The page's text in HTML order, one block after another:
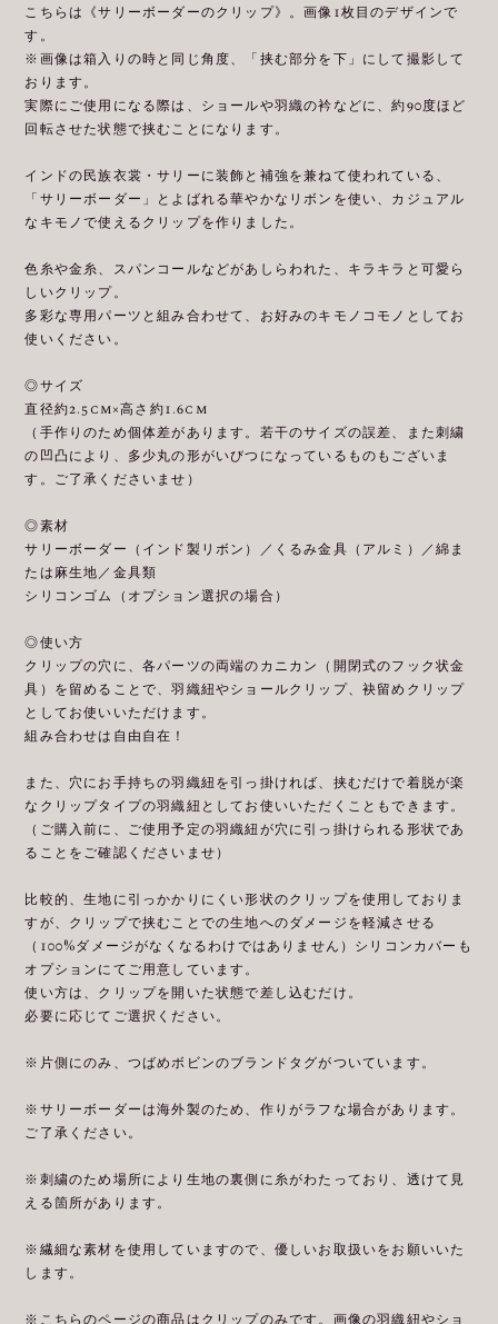
こちらは《サリーボーダーのクリップ》。画像1枚目のデザインで
す。
※画像は箱入りの時と同じ角度、「挟む部分を下」にして撮影して
おります。
実際にご使用になる際は、ショールや羽織の衿などに、約90度ほど
回転させた状態で挟むことになります。
インドの民族衣裳・サリーに装飾と補強を兼ねて使われている、
「サリーボーダー」とよばれる華やかなリボンを使い、カジュアル
なキモノで使えるクリップを作りました。
色糸や金糸、スパンコールなどがあしらわれた、キラキラと可愛ら
しいクリップ。
多彩な専用パーツと組み合わせて、お好みのキモノコモノとしてお
使いください。
◎サイズ
直径約2.5cm×高さ約1.6cm
（手作りのため個体差があります。若干のサイズの誤差、また刺繍
の凹凸により、多少丸の形がいびつになっているものもございま
す。ご了承くださいませ）
◎素材
サリーボーダー（インド製リボン）／くるみ金具（アルミ）／綿ま
たは麻生地／金具類
シリコンゴム（オプション選択の場合）
◎使い方
クリップの穴に、各パーツの両端のカニカン（開閉式のフック状金
具）を留めることで、羽織紐やショールクリップ、袂留めクリップ
としてお使いいただけます。
組み合わせは自由自在！
また、穴にお手持ちの羽織紐を引っ掛ければ、挟むだけで着脱が楽
なクリップタイプの羽織紐としてお使いいただくこともできます。
（ご購入前に、ご使用予定の羽織紐が穴に引っ掛けられる形状であ
ることをご確認くださいませ）
比較的、生地に引っかかりにくい形状のクリップを使用しておりま
すが、クリップで挟むことでの生地へのダメージを軽減させる
（100%ダメージがなくなるわけではありません）シリコンカバーも
オプションにてご用意しています。
使い方は、クリップを開いた状態で差し込むだけ。
必要に応じてご選択ください。
※片側にのみ、つばめボビンのブランドタグがついています。
※サリーボーダーは海外製のため、作りがラフな場合があります。
ご了承ください。
※刺繍のため場所により生地の裏側に糸がわたっており、透けて見
える箇所があります。
※繊細な素材を使用していますので、優しいお取扱いをお願いいた
します。
※こちらのページの商品はクリップのみです。画像の羽織紐やショ